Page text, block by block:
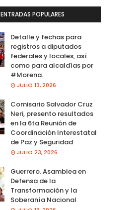
ENTRADAS POPULARES
Detalle y fechas para
registros a diputados
federales y locales, así
como para alcaldías por
#Morena.
JULIO 13, 2026
Comisario Salvador Cruz
Neri, presento resultados
en la 6ta Reunión de
Coordinación Interestatal
de Paz y Seguridad
JULIO 23, 2026
Guerrero. Asamblea en
Defensa de la
Transformación y la
Soberanía Nacional